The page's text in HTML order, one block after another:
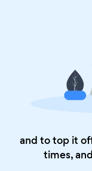
and to top it
times,